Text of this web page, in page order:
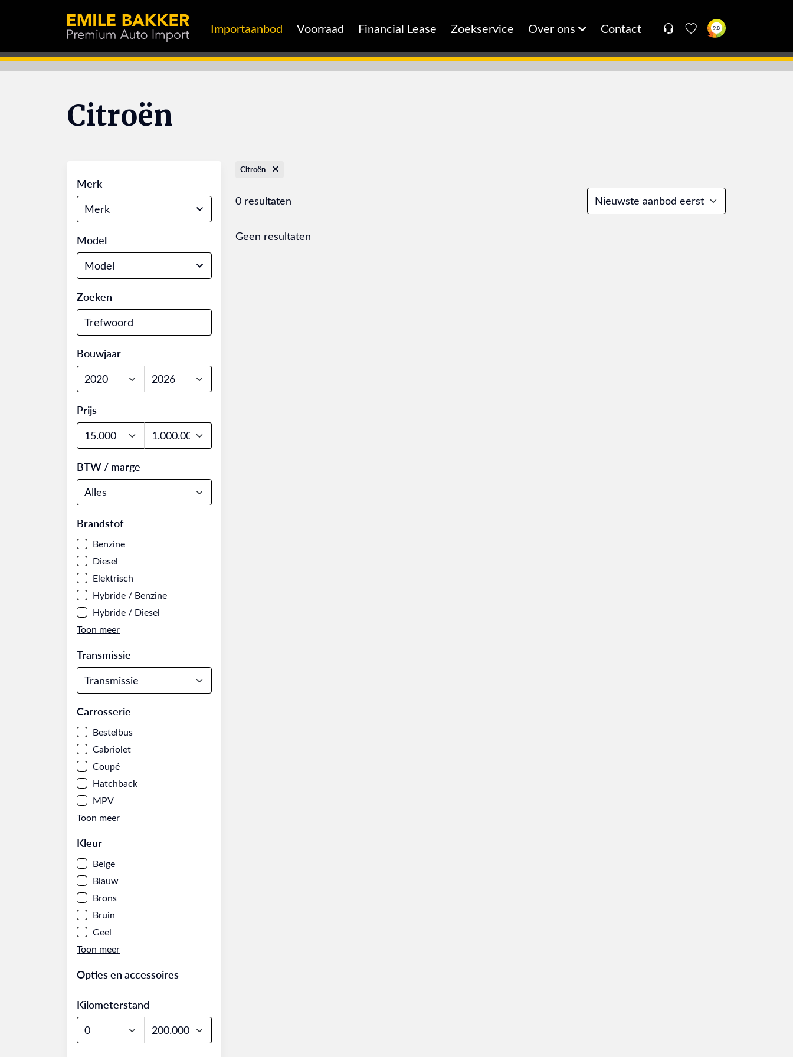
Importaanbod Voorraad Financial Lease Zoekservice Over ons Contact 9.8
Citroën
Merk
Merk
Model
Model
Zoeken
Bouwjaar
Prijs
BTW / marge
Brandstof
Benzine
Diesel
Elektrisch
Hybride / Benzine
Hybride / Diesel
Transmissie
Carrosserie
Bestelbus
Cabriolet
Coupé
Hatchback
MPV
Kleur
Beige
Blauw
Brons
Bruin
Geel
Opties en accessoires
Kilometerstand
Citroën
0 resultaten
Geen resultaten